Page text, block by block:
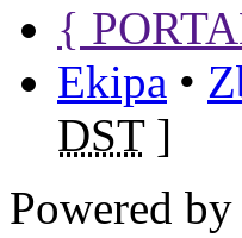
{
Ekipa •
DST]
Powered by